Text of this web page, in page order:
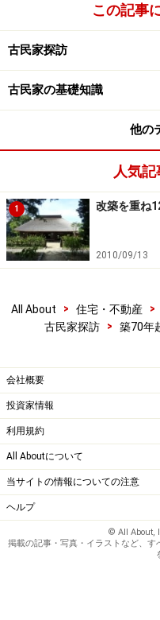
いいますから、住まい
ます。いろいろ手を入
きましたが、自ら工事
りました。また、実際
のではなかったようです。
の問題について話しまし
※記事内容は執筆時点のもの
い。
この記事
古民家探訪
古民家の基礎知識
他の
人気
1 改築を重ね
2010/09/13
All About > 住宅・不動産 >
古民家探訪
> 築70年
会社概要
投資家情報
利用規約
All Aboutについて
当サイトの情報についての注意
ヘルプ
© All About,
掲載の記事・写真・イラストなど、